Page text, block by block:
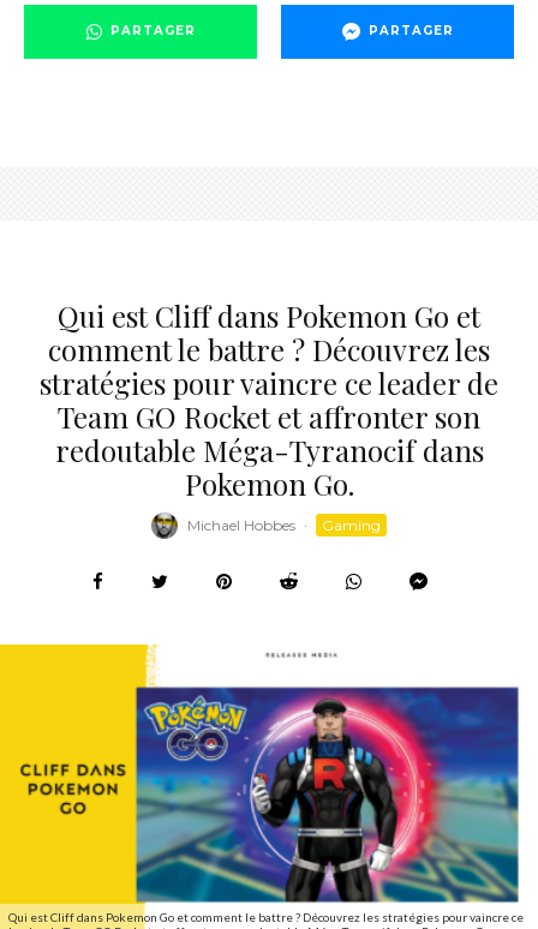
PARTAGER PARTAGER
Qui est Cliff dans Pokemon Go et
comment le battre ? Découvrez les
stratégies pour vaincre ce leader de
Team GO Rocket et affronter son
redoutable Méga-Tyranocif dans
Pokemon Go.
Michael Hobbes · Gaming
Qui est Cliff dans Pokemon Go et comment le battre ? Découvrez les stratégies pour vaincre ce